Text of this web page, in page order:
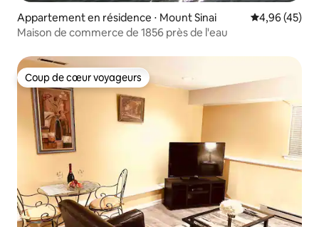
Appartement en résidence ⋅ Mount Sinai Évaluation
4,96 (45)
Maison de commerce de 1856 près de l'eau
Coup de cœur voyageurs
Coup de cœur voyageurs